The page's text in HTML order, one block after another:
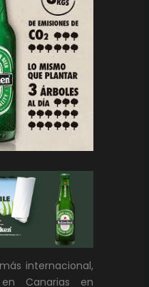
internacional,
Canarias en